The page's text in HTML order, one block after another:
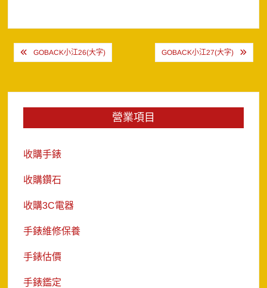
文
導
覽
GOBACK小江26(大字) GOBACK小江27(大字)
營業項目
收購手錶
收購鑽石
收購3C電器
手錶維修保養
手錶估價
手錶鑑定